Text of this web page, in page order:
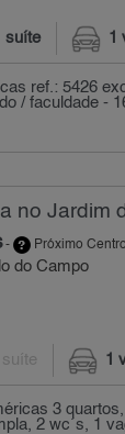
suíte 1
ref.: 5426
/ faculdade -
no Jardim
- Próximo Centro
do Campo
suíte 1
3
2 wc´s, 1